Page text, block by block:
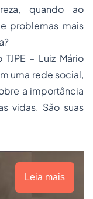
quando ao
problemas mais
– Luiz Mário
uma rede social,
a importância
vidas. São suas
Leia mais